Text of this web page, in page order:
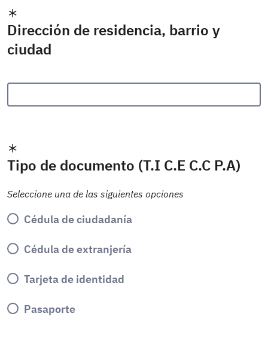
Dirección de residencia, barrio y
ciudad
Tipo de documento (T.I C.E C.C P.A)
Seleccione una de las siguientes opciones
Cédula de ciudadanía
Cédula de extranjería
Tarjeta de identidad
Pasaporte